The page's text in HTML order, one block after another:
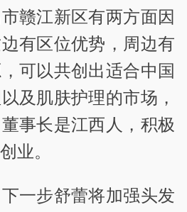
赣江新区有两方面因
有区位优势，周边有
可以共创出适合中国
及肌肤护理的市场，
事长是江西人，积极
业。
一步舒蕾将加强头发